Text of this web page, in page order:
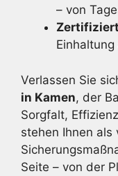
– von
Verlassen Sie
in Kamen, der
Sorgfalt,
stehen Ihnen als
Seite – von der